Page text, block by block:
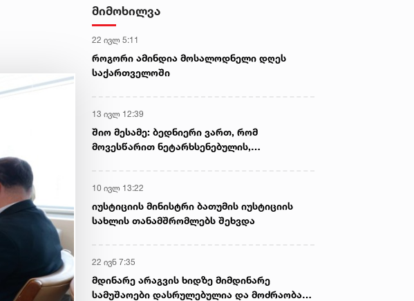
მიმოხილვა
22 ივლ 5:11
როგორი ამინდია მოსალოდნელი დღეს
საქართველოში
13 ივლ 12:39
შიო მესამე: ბედნიერი ვართ, რომ
მოვესწარით ნეტარხსენებულის,
10 ივლ 13:22
იუსტიციის მინისტრი ბათუმის იუსტიციის
სახლის თანამშრომლებს შეხვდა
22 ივნ 7:35
მდინარე არაგვის ხიდზე მიმდინარე
სამუშაოები დასრულებულია და მოძრაობა